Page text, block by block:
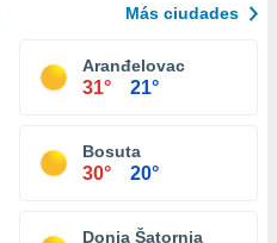
Más ciudades
Aranđelovac
31° 21°
Bosuta
30° 20°
Donja Šatornja